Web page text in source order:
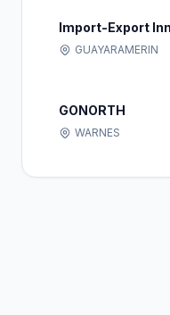
Import-Export
GUAYARAMERIN
GONORTH
WARNES